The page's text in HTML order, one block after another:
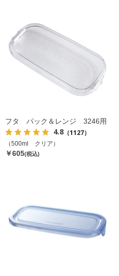
フタ パック＆レンジ 3246用
4.8 （1127）
（500ml クリア）
￥605(税込)